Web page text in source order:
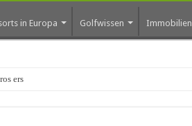
in Europa Golfwissen Immobilien
erste Golf-Community weiter aus